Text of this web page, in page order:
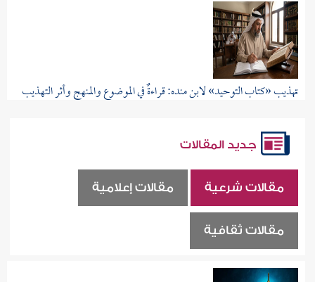
قال ابن منظور: "قال الزجّاج: معنى الساعة...
تهذيب «كتاب التوحيد» لابن منده: قراءةٌ في الموضوع والمنهج وأثر التهذيب
جديد المقالات
مقالات شرعية مقالات إعلامية
مقالات ثقافية